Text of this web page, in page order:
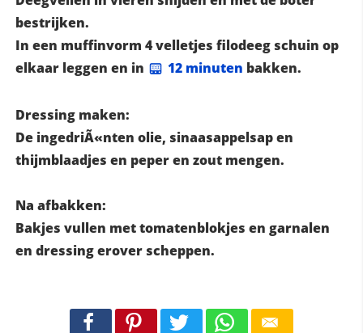
bestrijken.
In een muffinvorm 4 velletjes filodeeg schuin op
elkaar leggen en in
12 minuten bakken.
Dressing maken:
De ingedriÃ«nten olie, sinaasappelsap en
thijmblaadjes en peper en zout mengen.
Na afbakken:
Bakjes vullen met tomatenblokjes en garnalen
en dressing erover scheppen.